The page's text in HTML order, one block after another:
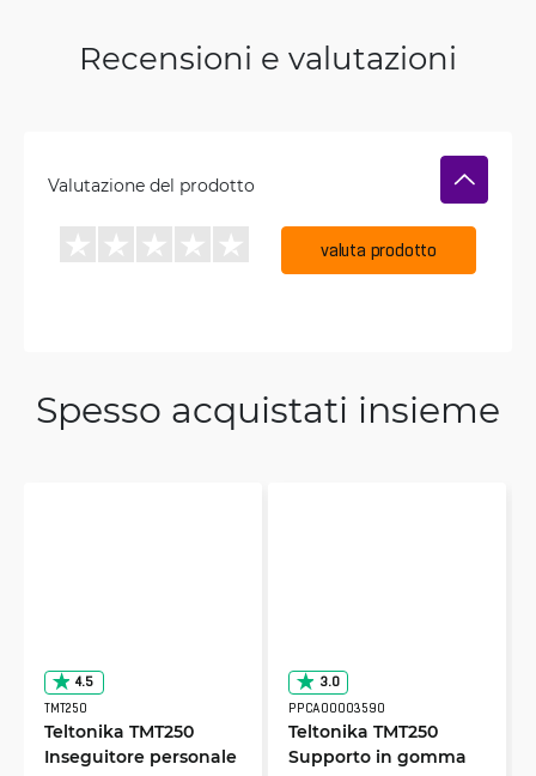
Recensioni e valutazioni
Valutazione del prodotto
valuta prodotto
Spesso acquistati insieme
4.5
TMT250
Teltonika TMT250
Inseguitore personale
3.0
PPCA00003590
Teltonika TMT250
Supporto in gomma